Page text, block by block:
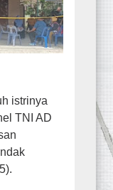
istrinya
TNI AD